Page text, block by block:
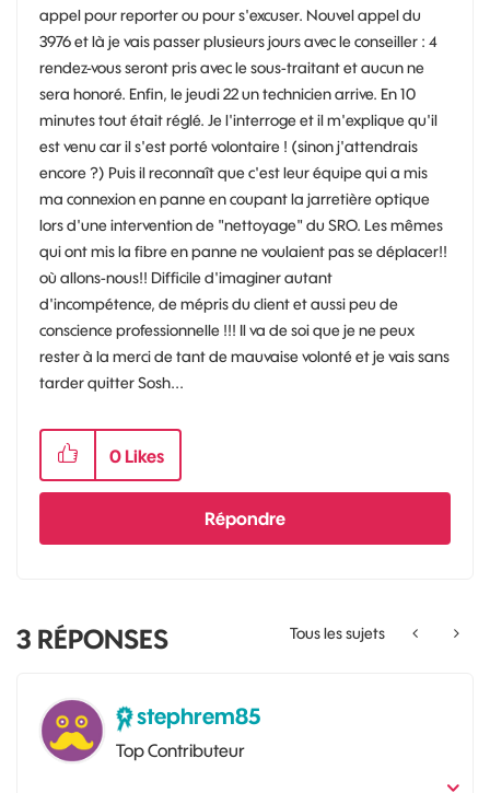
appel pour reporter ou pour s'excuser. Nouvel appel du
3976 et là je vais passer plusieurs jours avec le conseiller : 4
rendez-vous seront pris avec le sous-traitant et aucun ne
sera honoré. Enfin, le jeudi 22 un technicien arrive. En 10
minutes tout était réglé. Je l'interroge et il m'explique qu'il
est venu car il s'est porté volontaire ! (sinon j'attendrais
encore ?) Puis il reconnaît que c'est leur équipe qui a mis
ma connexion en panne en coupant la jarretière optique
lors d'une intervention de "nettoyage" du SRO. Les mêmes
qui ont mis la fibre en panne ne voulaient pas se déplacer!!
où allons-nous!! Difficile d'imaginer autant
d'incompétence, de mépris du client et aussi peu de
conscience professionnelle !!! Il va de soi que je ne peux
rester à la merci de tant de mauvaise volonté et je vais sans
tarder quitter Sosh...
0 Likes
Répondre
Tous les sujets
3 RÉPONSES
stephrem85
Top Contributeur